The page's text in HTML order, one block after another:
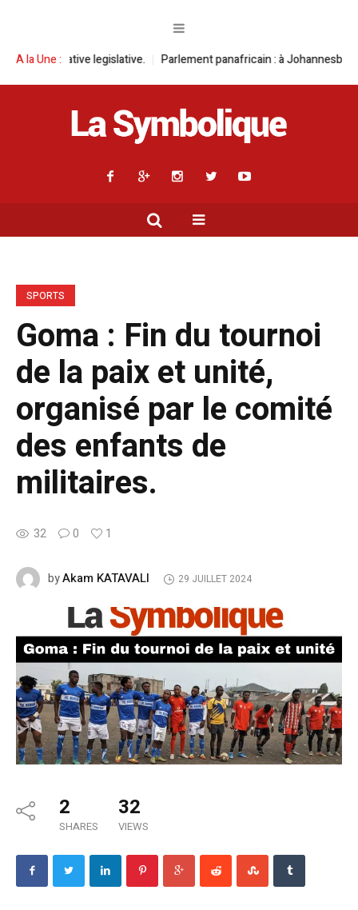
A la Une :
legislative. Parlement panafricain : à Johannesburg, Aimé Boji
SPORTS
Goma : Fin du tournoi
de la paix et unité,
organisé par le comité
des enfants de
militaires.
32 0 1
byAkam KATAVALI 29 JUILLET 2024
2
SHARES
32
VIEWS